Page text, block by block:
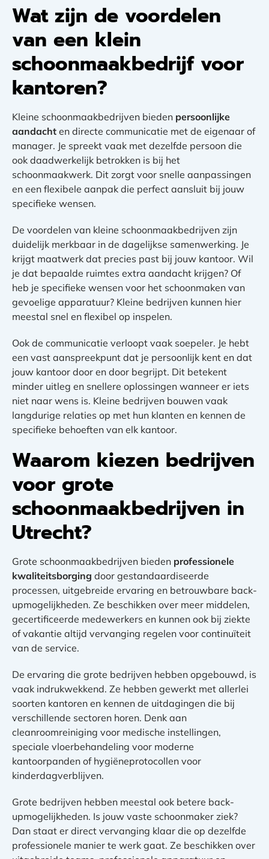
Wat zijn de voordelen
van een klein
schoonmaakbedrijf voor
kantoren?
Kleine schoonmaakbedrijven bieden persoonlijke
aandacht en directe communicatie met de eigenaar of
manager. Je spreekt vaak met dezelfde persoon die
ook daadwerkelijk betrokken is bij het
schoonmaakwerk. Dit zorgt voor snelle aanpassingen
en een flexibele aanpak die perfect aansluit bij jouw
specifieke wensen.
De voordelen van kleine schoonmaakbedrijven zijn
duidelijk merkbaar in de dagelijkse samenwerking. Je
krijgt maatwerk dat precies past bij jouw kantoor. Wil
je dat bepaalde ruimtes extra aandacht krijgen? Of
heb je specifieke wensen voor het schoonmaken van
gevoelige apparatuur? Kleine bedrijven kunnen hier
meestal snel en flexibel op inspelen.
Ook de communicatie verloopt vaak soepeler. Je hebt
een vast aanspreekpunt dat je persoonlijk kent en dat
jouw kantoor door en door begrijpt. Dit betekent
minder uitleg en snellere oplossingen wanneer er iets
niet naar wens is. Kleine bedrijven bouwen vaak
langdurige relaties op met hun klanten en kennen de
specifieke behoeften van elk kantoor.
Waarom kiezen bedrijven
voor grote
schoonmaakbedrijven in
Utrecht?
Grote schoonmaakbedrijven bieden professionele
kwaliteitsborging door gestandaardiseerde
processen, uitgebreide ervaring en betrouwbare back-
upmogelijkheden. Ze beschikken over meer middelen,
gecertificeerde medewerkers en kunnen ook bij ziekte
of vakantie altijd vervanging regelen voor continuïteit
van de service.
De ervaring die grote bedrijven hebben opgebouwd, is
vaak indrukwekkend. Ze hebben gewerkt met allerlei
soorten kantoren en kennen de uitdagingen die bij
verschillende sectoren horen. Denk aan
cleanroomreiniging voor medische instellingen,
speciale vloerbehandeling voor moderne
kantoorpanden of hygiëneprotocollen voor
kinderdagverblijven.
Grote bedrijven hebben meestal ook betere back-
upmogelijkheden. Is jouw vaste schoonmaker ziek?
Dan staat er direct vervanging klaar die op dezelfde
professionele manier te werk gaat. Ze beschikken over